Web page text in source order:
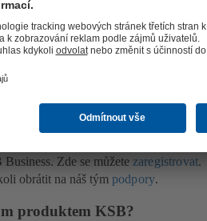
zákazníků.
obrátit na náš tým podpory.
číslo“ svého čerpadla KSB, pro které
váš produkt. Naleznete je na
produkt však potřebujete
Zde se můžete zaregistrovat.
obrátit na náš tým podpory.
produktem KSB?